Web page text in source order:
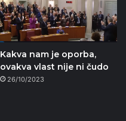
Kakva nam je oporba,
ovakva vlast nije ni čudo
26/10/2023